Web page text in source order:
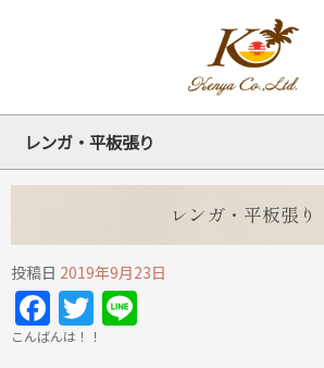
レンガ・平板張り
レンガ・平板張り
投稿日 2019年9月23日
Facebook
Twitter
こんばんは！！